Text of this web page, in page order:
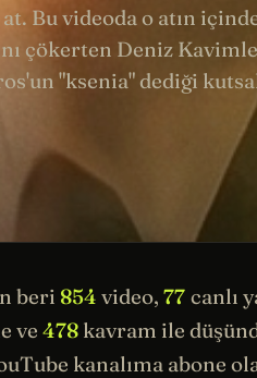
Bu videoda o atın
çökerten Deniz
"ksenia" dediği
beri 854 video,77 canlı
ve 478 kavram ile
kanalıma abone